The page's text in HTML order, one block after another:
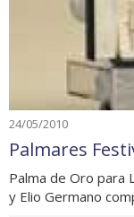
24/05/2010
Palmares
Palma de Oro para
y Elio Germano